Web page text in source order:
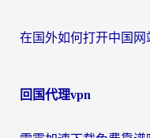
回国代理vpn